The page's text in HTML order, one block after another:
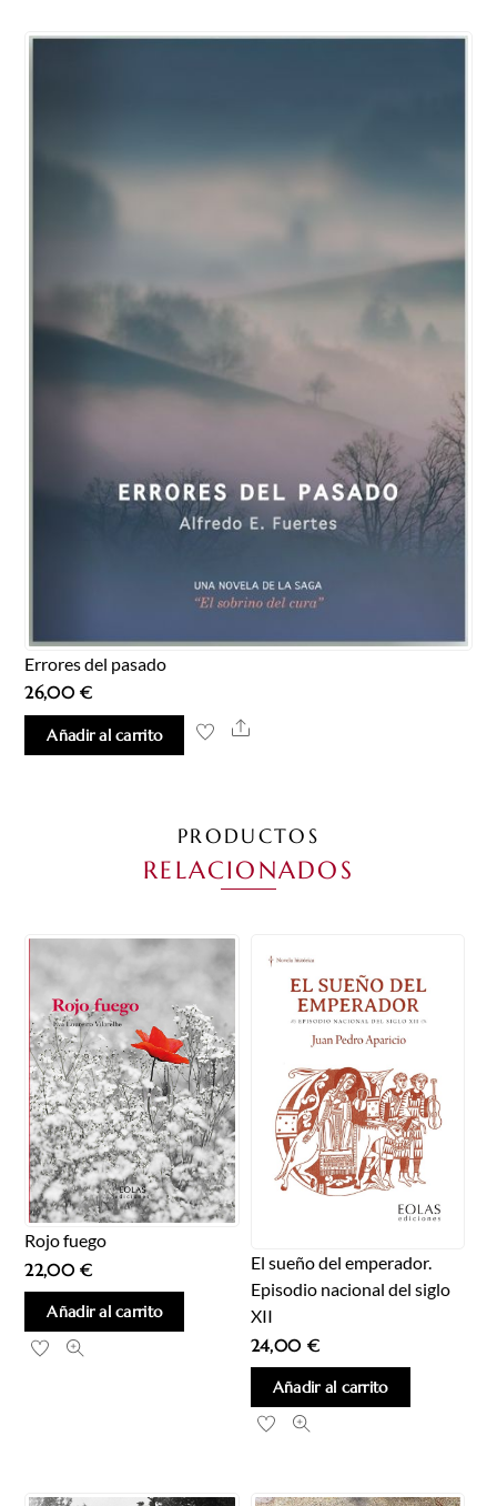
Errores del pasado
26,00€
Añadir al carrito Share
PRODUCTOS
RELACIONADOS
Rojo fuego
22,00€
Añadir al carrito
El sueño del emperador.
Episodio nacional del siglo
XII
24,00 €
Añadir al carrito